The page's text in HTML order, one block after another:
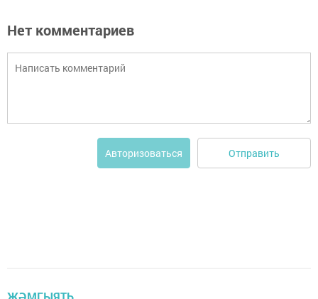
Нет комментариев
Авторизоваться Отправить